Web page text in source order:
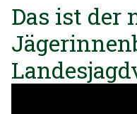
Das ist der